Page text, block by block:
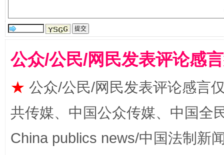
公众/公民/网民发表评论感
★ 公众/公民/网民发表评论感言
共传媒、中国公众传媒、中国全
China publics news/中国法制新